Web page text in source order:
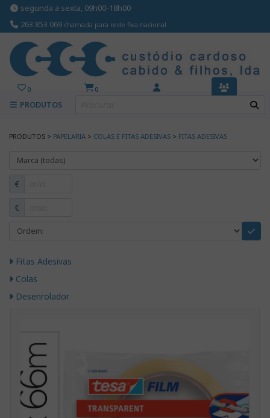
segunda a sexta, 09h00-18h00
263 853 069 chamada para rede fixa nacional
0 0
PRODUTOS
PRODUTOS > PAPELARIA > COLAS E FITAS ADESIVAS > FITAS ADESIVAS
€
€
Fitas Adesivas
Colas
Desenrolador